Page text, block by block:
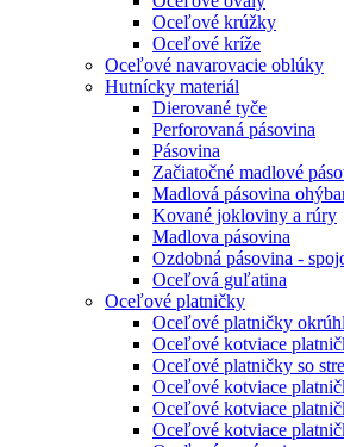
Oceľové krúžky
Oceľové kríže
Oceľové navarovacie oblúky
Hutnícky materiál
Dierované tyče
Perforovaná pásovina
Pásovina
Začiatočné madlové
Madlová pásovina
Kované jokloviny a rúry
Madlova pásovina
Ozdobná pásovina -
Oceľová guľatina
Oceľové platničky
Oceľové platničky
Oceľové kotviace
Oceľové platničky so
Oceľové kotviace
Oceľové kotviace
Oceľové kotviace